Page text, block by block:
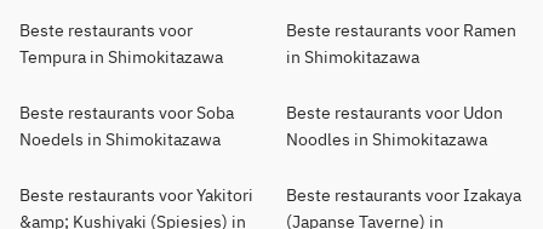
Beste restaurants voor
Tempura in Shimokitazawa
Beste restaurants voor Ramen
in Shimokitazawa
Beste restaurants voor Soba
Noedels in Shimokitazawa
Beste restaurants voor Udon
Noodles in Shimokitazawa
Beste restaurants voor Yakitori
&amp; Kushiyaki (Spiesjes) in
Beste restaurants voor Izakaya
(Japanse Taverne) in